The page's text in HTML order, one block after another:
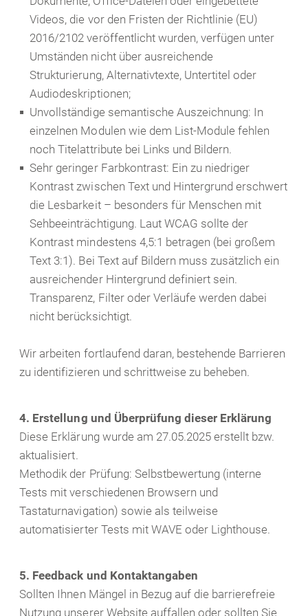
Videos, die vor den Fristen der Richtlinie (EU)
2016/2102 veröffentlicht wurden, verfügen unter
Umständen nicht über ausreichende
Strukturierung, Alternativtexte, Untertitel oder
Audiodeskriptionen;
Unvollständige semantische Auszeichnung: In
einzelnen Modulen wie dem List-Module fehlen
noch Titelattribute bei Links und Bildern.
Sehr geringer Farbkontrast: Ein zu niedriger
Kontrast zwischen Text und Hintergrund erschwert
die Lesbarkeit – besonders für Menschen mit
Sehbeeinträchtigung. Laut WCAG sollte der
Kontrast mindestens 4,5:1 betragen (bei großem
Text 3:1). Bei Text auf Bildern muss zusätzlich ein
ausreichender Hintergrund definiert sein.
Transparenz, Filter oder Verläufe werden dabei
nicht berücksichtigt.
Wir arbeiten fortlaufend daran, bestehende Barrieren
zu identifizieren und schrittweise zu beheben.
4. Erstellung und Überprüfung dieser Erklärung
Diese Erklärung wurde am 27.05.2025 erstellt bzw.
aktualisiert.
Methodik der Prüfung: Selbstbewertung (interne
Tests mit verschiedenen Browsern und
Tastaturnavigation) sowie als teilweise
automatisierter Tests mit WAVE oder Lighthouse.
5. Feedback und Kontaktangaben
Sollten Ihnen Mängel in Bezug auf die barrierefreie
Nutzung unserer Website auffallen oder sollten Sie